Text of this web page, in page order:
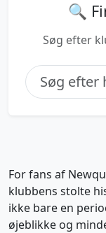
🔍
Søg efter
For fans af
klubbens stolte
ikke bare en
øjeblikke og